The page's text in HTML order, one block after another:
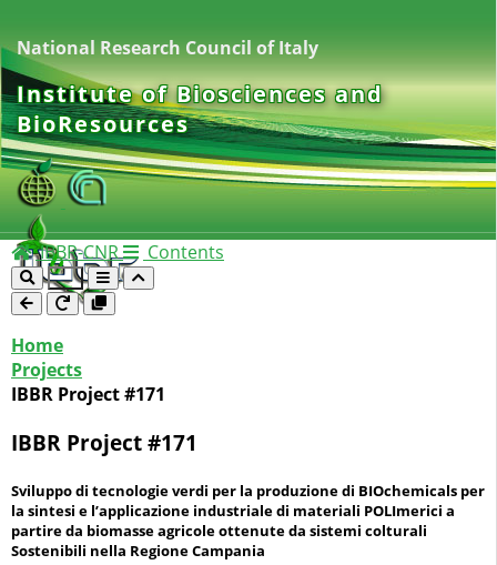
National Research Council of Italy
Institute of Biosciences and
BioResources
IBBR-CNR Contents
Home
Projects
IBBR Project #171
IBBR Project #171
Sviluppo di tecnologie verdi per la produzione di BIOchemicals per
la sintesi e l’applicazione industriale di materiali POLImerici a
partire da biomasse agricole ottenute da sistemi colturali
Sostenibili nella Regione Campania